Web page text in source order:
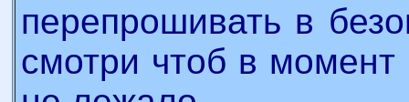
перепрошивать в
смотри чтоб в момент